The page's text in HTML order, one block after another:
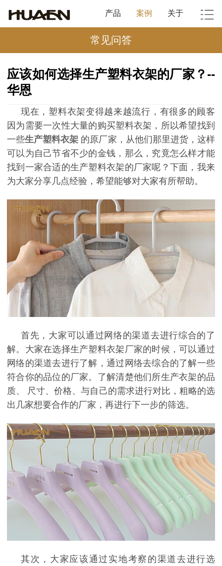
产品 案例 关于
常见问答
应该如何选择生产塑料衣架的厂家？--
华恩
现在，塑料衣架变得越来越流行，有很多的顾客
因为需要一次性大量的购买塑料衣架，所以希望找到
一些生产塑料衣架 的原厂家，从他们那里进货，这样
可以为自己节省不少的金钱，那么，究竟怎么样才能
找到一家合适的生产塑料衣架的厂家呢？下面，我来
为大家分享几点经验，希望能够对大家有所帮助。
首先，大家可以通过网络的渠道去进行综合的了
解。大家在选择生产塑料衣架 厂家的时候，可以通过
网络的渠道去进行了解，通过网络去综合的了解一些
符合你的品位的厂家。了解清楚他们所生产衣架的品
质、 尺寸、价格、与自己的需求进行对比，粗略的选
出几家想要合作的厂家，再进行下一步的筛选。
其次，大家应该通过实地考察的渠道去进行选